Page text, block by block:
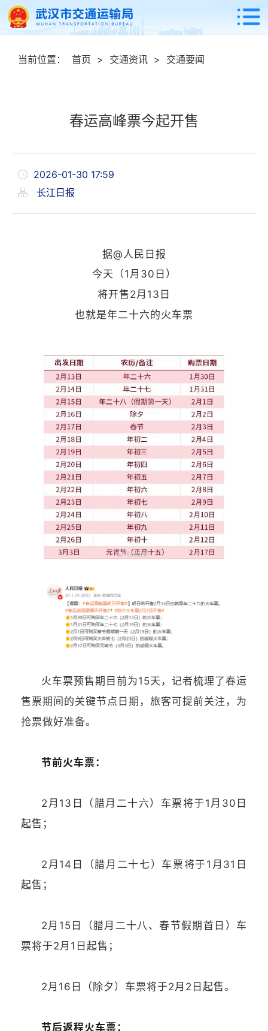
当前位置： 首页 > 交通资讯 > 交通要闻
春运高峰票今起开售
2026-01-30 17:59
长江日报
据@人民日报
今天（1月30日）
将开售2月13日
也就是年二十六的火车票
火车票预售期目前为15天，记者梳理了春运
售票期间的关键节点日期，旅客可提前关注，为
抢票做好准备。
节前火车票：
2月13日（腊月二十六）车票将于1月30日
起售；
2月14日（腊月二十七）车票将于1月31日
起售；
2月15日（腊月二十八、春节假期首日）车
票将于2月1日起售；
2月16日（除夕）车票将于2月2日起售。
节后返程火车票：